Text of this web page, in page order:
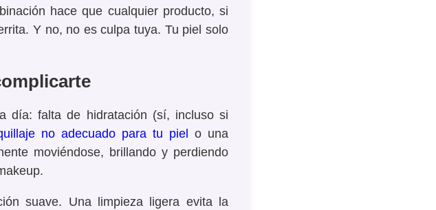
hace que cualquier producto, si
Y no, no es culpa tuya. Tu piel solo
día: falta de hidratación (sí, incluso si
no adecuado para tu piel
o una
moviéndose, brillando y perdiendo
suave. Una limpieza ligera evita la